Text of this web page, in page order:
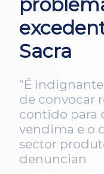
Sacra
"É
de convocar
contido para
vendima e o
sector
denuncian